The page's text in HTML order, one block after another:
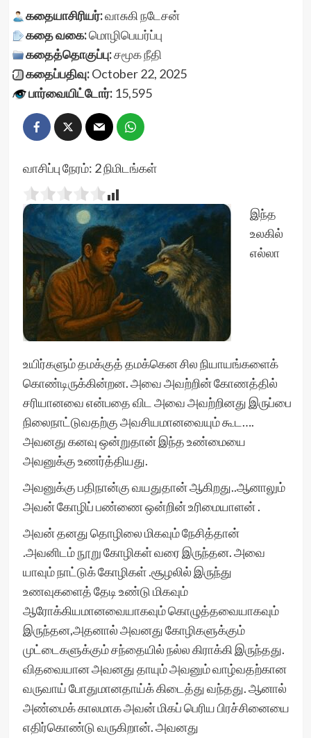
கதையாசிரியர்:வாசுகி நடேசன்
கதை வகை:மொழிபெயர்ப்பு
கதைத்தொகுப்பு:சமூக நீதி
கதைப்பதிவு:October 22, 2025
பார்வையிட்டோர்:15,595
வாசிப்பு நேரம்: 2நிமிடங்கள்
இந்த
உலகில்
எல்லா
உயிர்களும் தமக்குத் தமக்கென சில நியாயங்களைக்
கொண்டிருக்கின்றன. அவை அவற்றின் கோணத்தில்
சரியானவை என்பதை விட அவை அவற்றினது இருப்பை
நிலைநாட்டுவதற்கு அவசியமானவையும் கூட….
அவனது கனவு ஒன்றுதான் இந்த உண்மையை
அவனுக்கு உணர்த்தியது.
அவனுக்கு பதிநான்கு வயதுதான் ஆகிறது..ஆனாலும்
அவன் கோழிப் பண்ணை ஒன்றின் உரிமையாளன் .
அவன் தனது தொழிலை மிகவும் நேசித்தான்
.அவனிடம் நூறு கோழிகள் வரை இருந்தன. அவை
யாவும் நாட்டுக் கோழிகள் .சூழலில் இருந்து
உணவுகளைத் தேடி உண்டு மிகவும்
ஆரோக்கியமானவையாகவும் கொழுத்தவையாகவும்
இருந்தன,அதனால் அவனது கோழிகளுக்கும்
முட்டைகளுக்கும் சந்தையில் நல்ல கிராக்கி இருந்தது.
விதவையான அவனது தாயும் அவனும் வாழ்வதற்கான
வருவாய் போதுமானதாய்க் கிடைத்து வந்தது. ஆனால்
அண்மைக் காலமாக அவன் மிகப் பெரிய பிரச்சினையை
எதிர்கொண்டு வருகிறான். அவனது